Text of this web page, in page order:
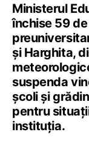
Ministerul
închise 59
și Harghita,
suspenda
școli și
pentru
instituția.